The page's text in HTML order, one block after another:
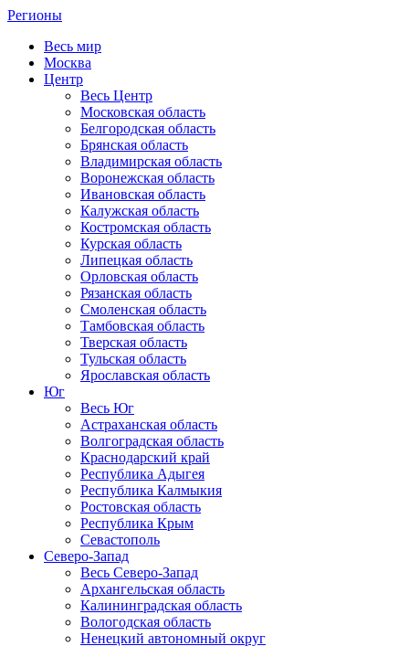
Регионы
Весь мир
Москва
Центр
Весь Центр
Московская область
Белгородская область
Брянская область
Владимирская область
Воронежская область
Ивановская область
Калужская область
Костромская область
Курская область
Липецкая область
Орловская область
Рязанская область
Смоленская область
Тамбовская область
Тверская область
Тульская область
Ярославская область
Юг
Весь Юг
Астраханская область
Волгоградская область
Краснодарский край
Республика Адыгея
Республика Калмыкия
Ростовская область
Республика Крым
Севастополь
Северо-Запад
Весь Северо-Запад
Архангельская область
Калининградская область
Вологодская область
Ненецкий автономный округ